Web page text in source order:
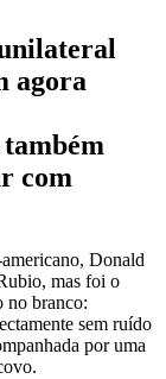
agora
com
Donald
mas foi o
no branco:
sem ruído
por uma